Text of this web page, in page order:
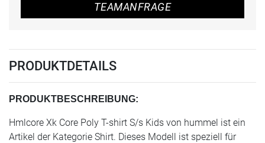
TEAMANFRAGE
PRODUKTDETAILS
PRODUKTBESCHREIBUNG:
Hmlcore Xk Core Poly T-shirt S/s Kids von hummel ist ein
Artikel der Kategorie Shirt. Dieses Modell ist speziell für